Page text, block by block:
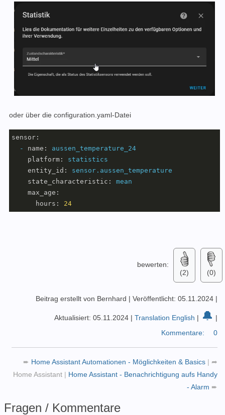
oder über die configuration.yaml-Datei
sensor:
-
name:
aussen_temperature_24
platform:
statistics
entity_id:
sensor.aussen_temperature
state_characteristic:
mean
max_age:
hours:
24
bewerten:
(2)
(0)
Beitrag erstellt von Bernhard | Veröffentlicht: 05.11.2024 |
Aktualisiert: 05.11.2024 | Translation English | 🔔 |
Kommentare:
0
➨ Home Assistant Automationen - Möglichkeiten & Basics | ➦
Home Assistant | Home Assistant - Benachrichtigung aufs Handy
- Alarm ➨
Fragen / Kommentare